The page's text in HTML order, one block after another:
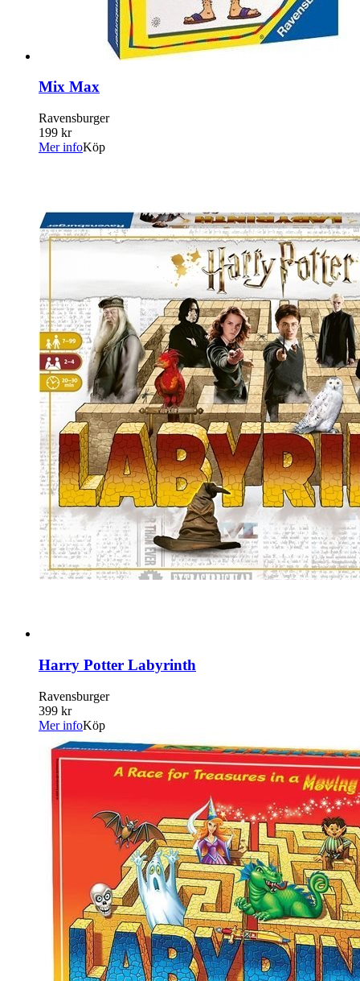
Mix Max
Ravensburger
199 kr
Mer infoKöp
Harry Potter Labyrinth
Ravensburger
399 kr
Mer infoKöp